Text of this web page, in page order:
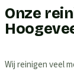
Onze
Wij reinigen veel